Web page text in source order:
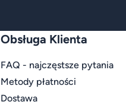
Obsługa Klienta
FAQ - najczęstsze pytania
Metody płatności
Dostawa